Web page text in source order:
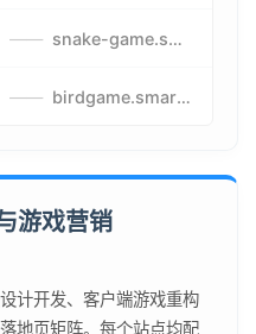
—— snake-game.smartwatchmanufacturer.cn
—— birdgame.smartwatchmanufacturer.cn
游戏营销
计开发、客户端游戏重构
地页矩阵。每个站点均配